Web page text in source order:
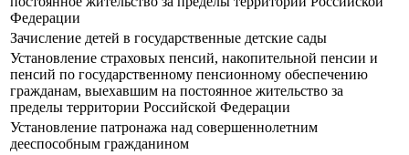
Федерации
Зачисление детей в государственные детские сады
Установление страховых пенсий, накопительной пенсии и
пенсий по государственному пенсионному обеспечению
гражданам, выехавшим на постоянное жительство за
пределы территории Российской Федерации
Установление патронажа над совершеннолетним
дееспособным гражданином